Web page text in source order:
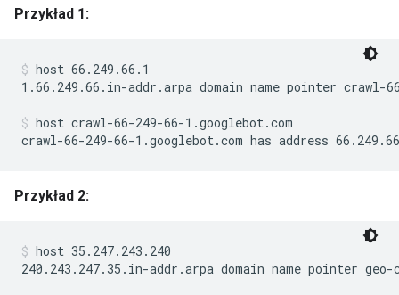
Przykład 1:
host 66.249.66.1
1.66.249.66.in-addr.arpa domain name pointer crawl-
host crawl-66-249-66-1.googlebot.com
crawl-66-249-66-1.googlebot.com has address
Przykład 2:
host 35.247.243.240
240.243.247.35.in-addr.arpa domain name pointer